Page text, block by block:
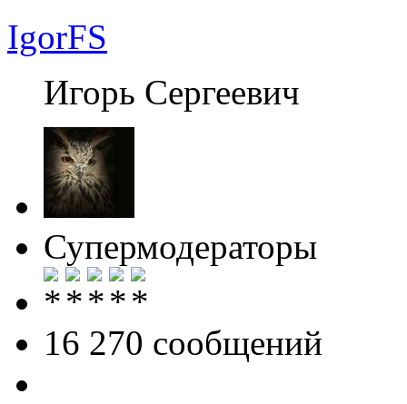
IgorFS
Игорь Сергеевич
Супермодераторы
16 270 cообщений